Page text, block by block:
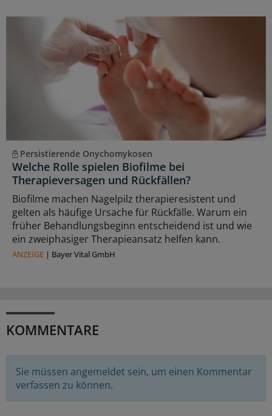
Persistierende Onychomykosen
Welche Rolle spielen Biofilme bei
Therapieversagen und Rückfällen?
Biofilme machen Nagelpilz therapieresistent und
gelten als häufige Ursache für Rückfälle. Warum ein
früher Behandlungsbeginn entscheidend ist und wie
ein zweiphasiger Therapieansatz helfen kann.
ANZEIGE | Bayer Vital GmbH
KOMMENTARE
Sie müssen angemeldet sein, um einen Kommentar
verfassen zu können.